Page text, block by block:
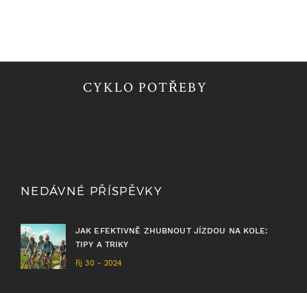
CYKLO POTŘEBY
NEDÁVNÉ PŘÍSPĚVKY
JAK EFEKTIVNĚ ZHUBNOUT JÍZDOU NA KOLE:
TIPY A TRIKY
říj 30 - 2024